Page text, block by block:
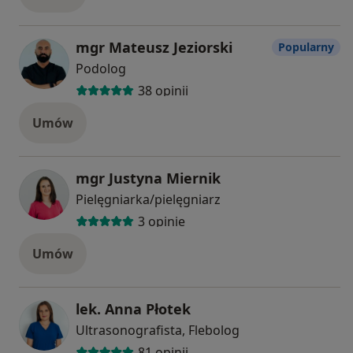
mgr Mateusz Jeziorski
Podolog
38 opinii
Popularny
Umów
mgr Justyna Miernik
Pielęgniarka/pielęgniarz
3 opinie
Umów
lek. Anna Płotek
Ultrasonografista, Flebolog